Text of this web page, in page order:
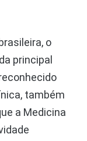
o
principal
também
a Medicina